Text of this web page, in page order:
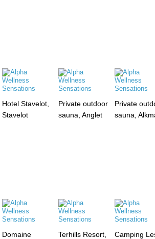
Hotel Stavelot,
Stavelot
Private outdoor
sauna, Anglet
Private
sauna,
Domaine
Terhills Resort,
Camping